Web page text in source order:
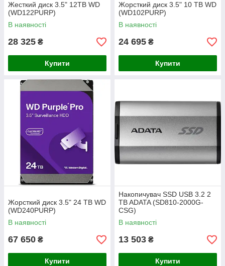
Жесткий диск 3.5" 12TB WD
(WD122PURP)
В наявності
28 325 ₴
Купити
Жорсткий диск 3.5" 10 TB WD
(WD102PURP)
В наявності
24 695 ₴
Купити
Жорсткий диск 3.5" 24 TB WD
(WD240PURP)
В наявності
67 650 ₴
Купити
Накопичувач SSD USB 3.2 2
TB ADATA (SD810-2000G-
CSG)
В наявності
13 503 ₴
Купити